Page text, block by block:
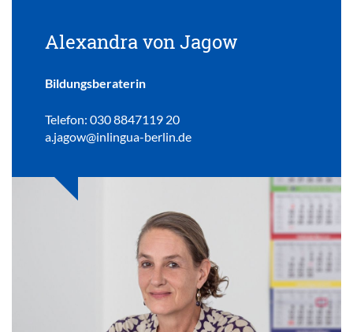
Alexandra von Jagow
Bildungsberaterin
Telefon: 030 8847119 20
a.jagow@inlingua-berlin.de